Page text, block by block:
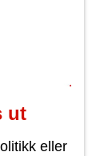
ut
eller